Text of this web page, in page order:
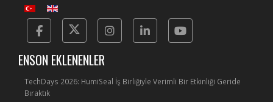
FacebookTwitterInstagramLinkedinYotube
ENSON EKLENENLER
TechDays 2026: HumiSeal İş Birliğiyle Verimli Bir Etkinliği Geride
Bıraktık